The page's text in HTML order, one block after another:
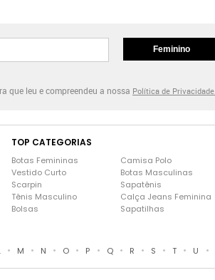
Feminino
que leu e compreendeu a nossa Política de Privacidade.
TOP CATEGORIAS
Botas Femininas
Vestido Curto
Scarpin
Tênis Masculino
Bolsas
Camisa Polo
Botas Masculinas
Sapatênis
Calça Jeans Feminina
Sapatilhas
• M • N • O • P • Q • R • S • T • U •